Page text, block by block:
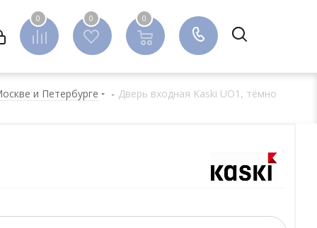
0 0 0
0
и Петербурге - Дверь входная Kaski UO1, тёмно-